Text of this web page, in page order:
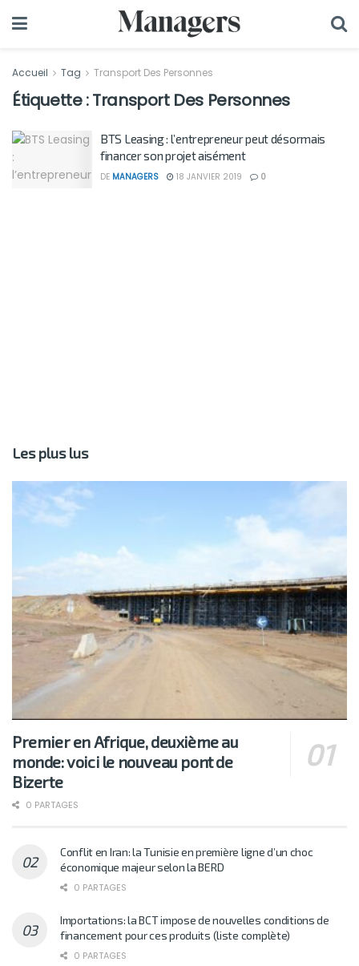
Accueil Tag Transport Des Personnes
Étiquette :Transport Des Personnes
BTS Leasing : l’entrepreneur peut désormais
financer son projet aisément
DE MANAGERS 18 JANVIER 2019 0
Les plus lus
Premier en Afrique, deuxième au
monde: voici le nouveau pont de
Bizerte
0 PARTAGES
Conflit en Iran: la Tunisie en première ligne d’un choc
économique majeur selon la BERD
0 PARTAGES
Importations: la BCT impose de nouvelles conditions de
financement pour ces produits (liste complète)
0 PARTAGES